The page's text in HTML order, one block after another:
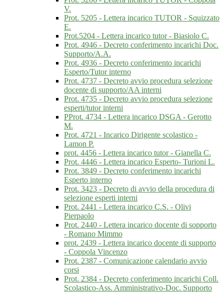
V.
Prot. 5205 - Lettera incarico TUTOR - Squizzato
E.
Prot.5204 - Lettera incarico tutor - Biasiolo C.
Prot. 4946 - Decreto conferimento incarichi Doc.
Supporto/A.A.
Prot. 4936 - Decreto conferimento incarichi
Esperto/Tutor interno
Prot. 4737 - Decreto avvio procedura selezione
docente di supporto/AA interni
Prot. 4735 - Decreto avvio procedura selezione
esperti/tutor interni
PProt. 4734 - Lettera incarico DSGA - Gerotto
M.
Prot. 4721 - Incarico Dirigente scolastico -
Lamon P.
prot. 4456 - Lettera incarico tutor - Gianella C.
Prot. 4446 - Lettera incarico Esperto- Turioni L.
Prot. 3849 - Decreto conferimento incarichi
Esperto interno
Prot. 3423 - Decreto di avvio della procedura di
selezione esperti interni
Prot. 2441 - Lettera incarico C.S. - Olivi
Pierpaolo
Prot. 2440 - Lettera incarico docente di sopporto
- Romano Mimmo
prot. 2439 - Lettera incarico docente di supporto
- Coppola Vincenzo
Prot. 2387 - Comunicazione calendario avvio
corsi
Prot. 2384 - Decreto conferimento incarichi Coll.
Scolastico-Ass. Amministrativo-Doc. Supporto